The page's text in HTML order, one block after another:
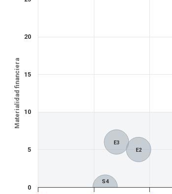
Materialidad financiera
S4
E3
E2
0
5
10
15
20